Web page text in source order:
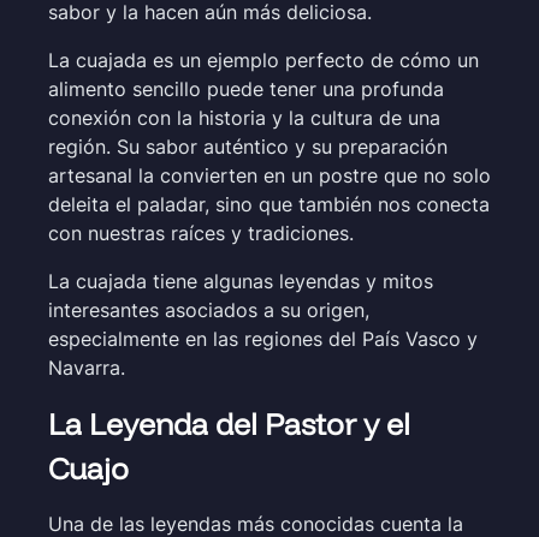
sabor y la hacen aún más deliciosa.
La cuajada es un ejemplo perfecto de cómo un
alimento sencillo puede tener una profunda
conexión con la historia y la cultura de una
región. Su sabor auténtico y su preparación
artesanal la convierten en un postre que no solo
deleita el paladar, sino que también nos conecta
con nuestras raíces y tradiciones.
La cuajada tiene algunas leyendas y mitos
interesantes asociados a su origen,
especialmente en las regiones del País Vasco y
Navarra.
La Leyenda del Pastor y el
Cuajo
Una de las leyendas más conocidas cuenta la